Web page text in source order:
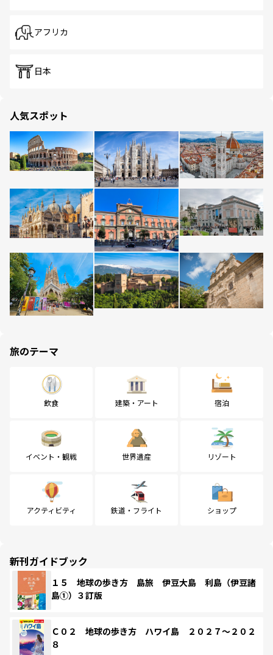
アフリカ
日本
人気スポット
旅のテーマ
飲食 建築・アート 宿泊
イベント・観戦 世界遺産 リゾート
アクティビティ 鉄道・フライト ショップ
新刊ガイドブック
１５ 地球の歩き方 島旅 伊豆大島 利島（伊豆諸
島①）３訂版
Ｃ０２ 地球の歩き方 ハワイ島 ２０２７～２０２
８